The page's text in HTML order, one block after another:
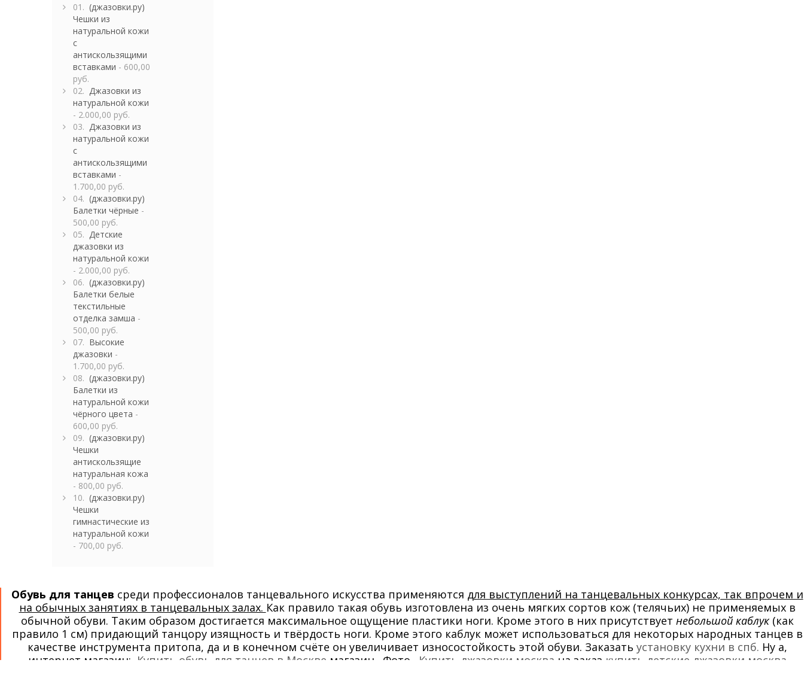
01. (джазовки.ру)
Чешки из
натуральной кожи
с
антискользящими
вставками - 600,00
руб.
02. Джазовки из
натуральной кожи
- 2.000,00 руб.
03. Джазовки из
натуральной кожи
с
антискользящими
вставками -
1.700,00 руб.
04. (джазовки.ру)
Балетки чёрные -
500,00 руб.
05. Детские
джазовки из
натуральной кожи
- 2.000,00 руб.
06. (джазовки.ру)
Балетки белые
текстильные
отделка замша -
500,00 руб.
07. Высокие
джазовки -
1.700,00 руб.
08. (джазовки.ру)
Балетки из
натуральной кожи
чёрного цвета -
600,00 руб.
09. (джазовки.ру)
Чешки
антискользящие
натуральная кожа
- 800,00 руб.
10. (джазовки.ру)
Чешки
гимнастические из
натуральной кожи
- 700,00 руб.
Обувь для танцев среди профессионалов танцевального искусства применяются для выступлений на танцевальных конкурсах, так впрочем и
на обычных занятиях в танцевальных залах. Как правило такая обувь изготовлена из очень мягких сортов кож (телячьих) не применяемых в
обычной обуви. Таким образом достигается максимальное ощущение пластики ноги. Кроме этого в них присутствует небольшой каблук (как
правило 1 см) придающий танцору изящность и твёрдость ноги. Кроме этого каблук может использоваться для некоторых народных танцев в
качестве инструмента притопа, да и в конечном счёте он увеличивает износостойкость этой обуви. Заказать установку кухни в спб. Ну а,
интернет магазин: Купить обувь для танцев в Москве магазин. Фото. Купить джазовки москва на заказ купить детские джазовки москва